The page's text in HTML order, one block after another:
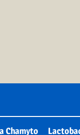
Chamyto